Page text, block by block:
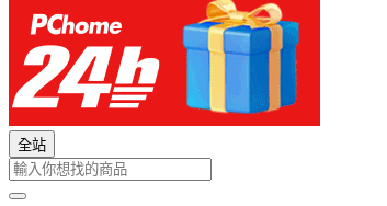
全站